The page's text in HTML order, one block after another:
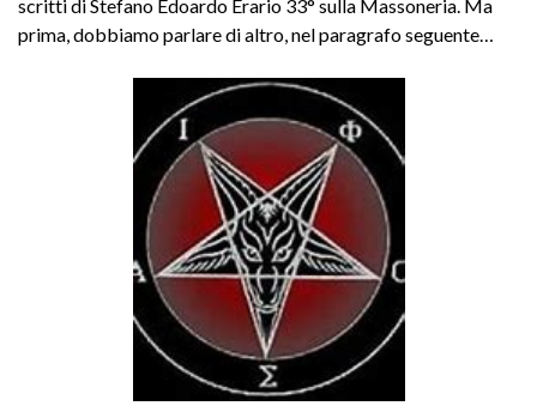
scritti di Stefano Edoardo Erario 33° sulla Massoneria. Ma
prima, dobbiamo parlare di altro, nel paragrafo seguente…